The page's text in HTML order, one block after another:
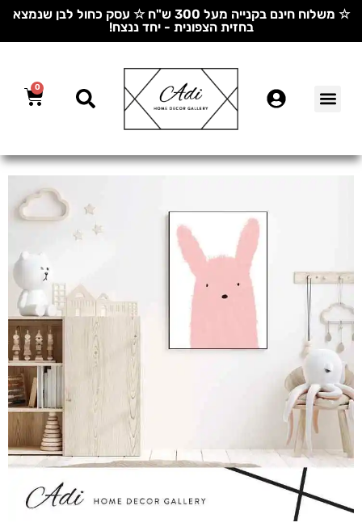
☆ משלוח חינם בקנייה מעל 300 ש"ח ☆ עסק כחול לבן שנמצא
בחזית הצפונית - יחד ננצח!
0